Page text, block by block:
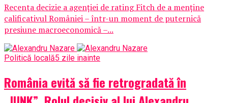
Recenta decizie a agenției de rating Fitch de a menține
calificativul României – într-un moment de puternică
presiune macroeconomică –...
Politică locală5 zile inainte
România evită să fie retrogradată în